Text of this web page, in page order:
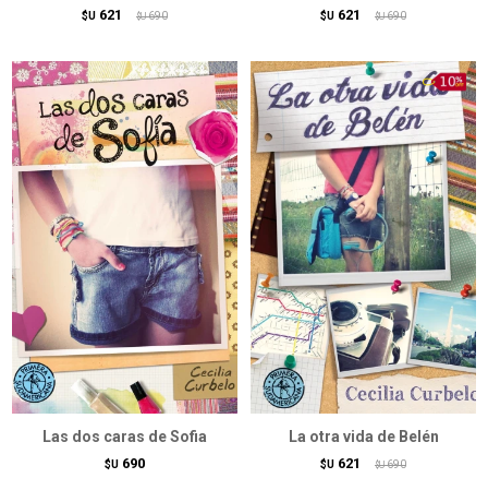
$U 621 $U 690 $U 621 $U 690
Las dos caras de Sofia
$U 690
La otra vida de Belén
$U 621 $U 690